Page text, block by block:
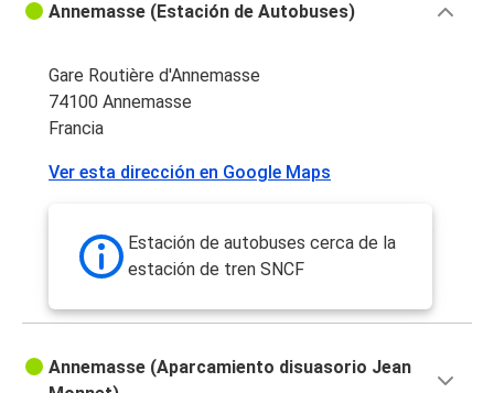
Annemasse (Estación de Autobuses)
Gare Routière d'Annemasse
74100 Annemasse
Francia
Ver esta dirección en Google Maps
Estación de autobuses cerca de la
estación de tren SNCF
Annemasse (Aparcamiento disuasorio Jean